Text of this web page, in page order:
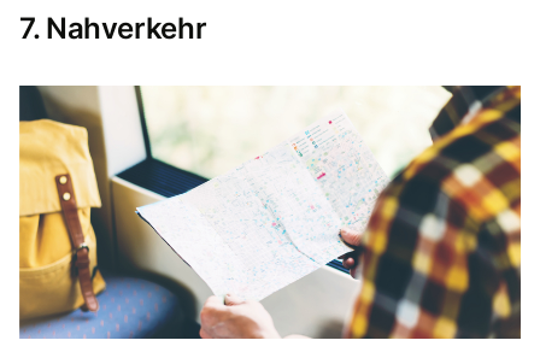
7. Nahverkehr